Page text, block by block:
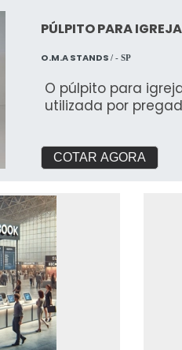
PÚLPITO PARA IGREJA
O.M.A STANDS/ - SP
O púlpito para
utilizada por
COTAR AGORA